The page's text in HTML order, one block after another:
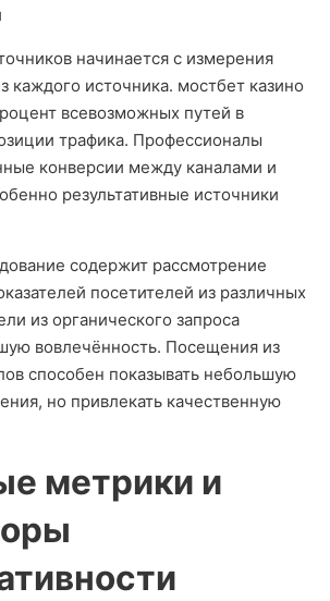
начинается с измерения
каждого источника. мостбет казино
всевозможных путей в
трафика. Профессионалы
конверсии между каналами и
результативные источники
содержит рассмотрение
посетителей из различных
из органического запроса
вовлечённость. Посещения из
способен показывать небольшую
но привлекать качественную
метрики и